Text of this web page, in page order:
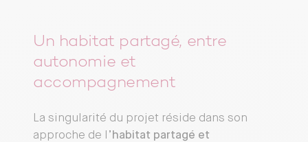
Un habitat partagé, entre
autonomie et
accompagnement
La singularité du projet réside dans son
approche de l’ habitat partagé et